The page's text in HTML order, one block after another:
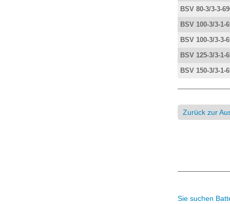
BSV 80-3/3-3-
BSV 100-3/3-1-
BSV 100-3/3-3-
BSV 125-3/3-1-
BSV 150-3/3-1-
Zurück zur
Sie suchen